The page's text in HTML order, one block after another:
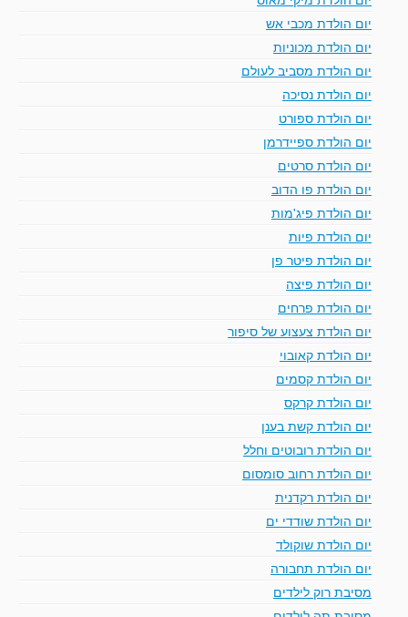
יום הולדת מכבי אש
יום הולדת מכוניות
יום הולדת מסביב לעולם
יום הולדת נסיכה
יום הולדת ספורט
יום הולדת ספיידרמן
יום הולדת סרטים
יום הולדת פו הדוב
יום הולדת פיג'מות
יום הולדת פיות
יום הולדת פיטר פן
יום הולדת פיצה
יום הולדת פרחים
יום הולדת צעצוע של סיפור
יום הולדת קאובוי
יום הולדת קסמים
יום הולדת קרקס
יום הולדת קשת בענן
יום הולדת רובוטים וחלל
יום הולדת רחוב סומסום
יום הולדת רקדנית
יום הולדת שודדי ים
יום הולדת שוקולד
יום הולדת תחבורה
מסיבת רוק לילדים